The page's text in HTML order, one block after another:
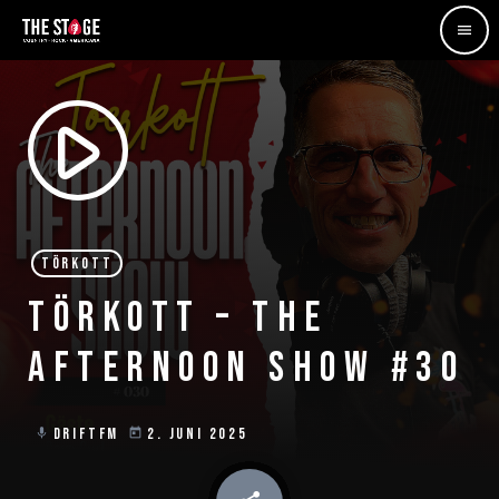
menu
play_arrow
TÖRKOTT
TÖRKOTT – THE
AFTERNOON SHOW #30
mic DRIFTFM today 2. JUNI 2025